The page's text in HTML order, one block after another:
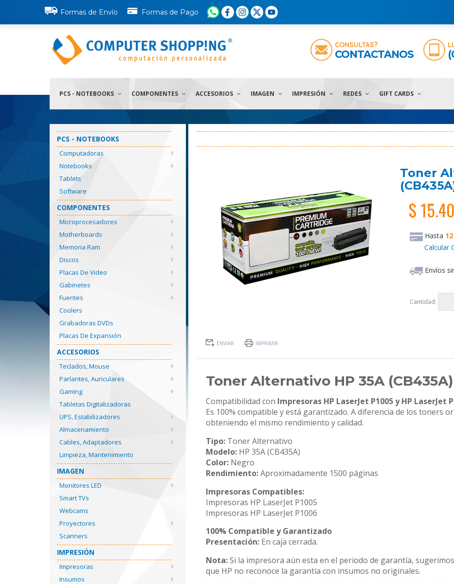
Formas de Envío Formas de Pago
CONSULTAS?
CONTACTANOS
PCS - NOTEBOOKS COMPONENTES ACCESORIOS IMAGEN IMPRESIÓN REDES GIFT CARDS
PCS - NOTEBOOKS
Computadoras
Notebooks
Tablets
Software
COMPONENTES
Microprocesadores
Motherboards
Memoria Ram
Discos
Placas De Video
Gabinetes
Fuentes
Coolers
Grabadoras DVDs
Placas De Expansión
ACCESORIOS
Teclados, Mouse
Parlantes, Auriculares
Gaming
Tabletas Digitalizadoras
UPS, Estabilizadores
Almacenamiento
Cables, Adaptadores
Limpieza, Mantenimiento
IMAGEN
Monitores LED
Smart TVs
Webcams
Proyectores
Scanners
IMPRESIÓN
Impresoras
Insumos
Toner
$
Hasta 12
Calcular
Envíos
Cantidad:
ENVIAR IMPRIMIR
Toner Alternativo HP 35A (CB435A)
Compatibilidad con Impresoras HP LaserJet P1005 y HP LaserJet
Es 100% compatible y está garantizado. A diferencia de los toners
obteniendo el mismo rendimiento y calidad.
Tipo: Toner Alternativo
Modelo: HP 35A (CB435A)
Color: Negro
Rendimiento:Aproximadamente 1500 páginas
Impresoras Compatibles:
Impresoras HP LaserJet P1005
Impresoras HP LaserJet P1006
100% Compatible y Garantizado
Presentación: En caja cerrada.
Nota:Si la impresora aún esta en el periodo de garantía,
que HP no reconoce la garantía con insumos no originales.